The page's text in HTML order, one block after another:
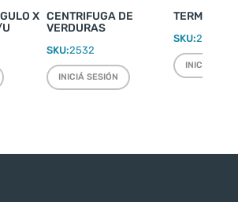
X CENTRIFUGA DE
VERDURAS
SKU:2532
INICIÁ SESIÓN
TERMO
SKU:2220
INICIÁ